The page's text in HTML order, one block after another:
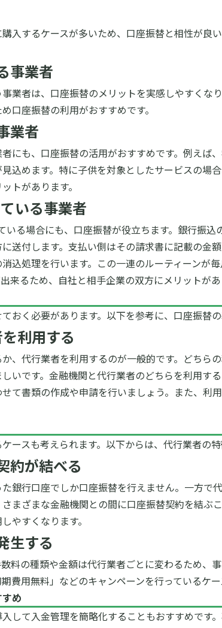
入するケースが多いため、口座振替と相性が良
事業者
業者は、口座振替のメリットを実感しやすくな
口座振替の利用がおすすめです。
業者
にも、口座振替の活用がおすすめです。例えば
込めます。特に子供を対象としたサービスの場
トがあります。
いる事業者
る場合にも、口座振替が役立ちます。銀行振
送付します。支払い側はその請求書に記載の金
込処理を行います。この一連のルーティーンが
来るため、自社と相手企業の双方にメリットがあ
おく必要があります。以下を参考に、口座振替
利用する
、代行業者を利用するのが一般的です。どちら
いです。金融機関と代行業者のどちらを利用す
て書類の作成や申請を行いましょう。また、利
ースも考えられます。以下からは、代行業者の特
約が結べる
銀行口座でしか口座振替を行えません。一方で
まざまな金融機関との間に口座振替契約を結ぶ
やすくなります。
生する
料の種類や金額は代行業者ごとに変わるため、
費用無料」などのキャンペーンを行っているケー
め
して入金管理を簡略化することもおすすめです